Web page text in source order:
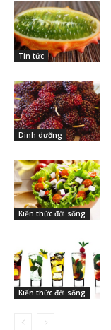
Tin tức
Dinh dưỡng
Kiến thức đời sống
Kiến thức đời sống